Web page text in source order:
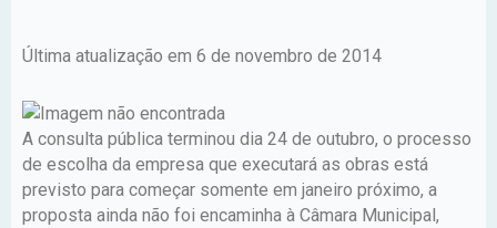
Última atualização em 6 de novembro de 2014
A consulta pública terminou dia 24 de outubro, o processo
de escolha da empresa que executará as obras está
previsto para começar somente em janeiro próximo, a
proposta ainda não foi encaminha à Câmara Municipal,